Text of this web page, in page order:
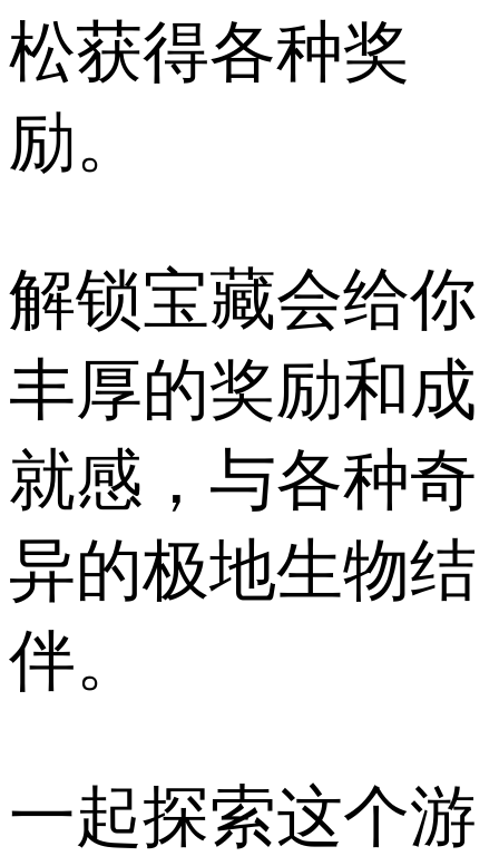
松获得各种奖
励。
解锁宝藏会给你
丰厚的奖励和成
就感，与各种奇
异的极地生物结
伴。
一起探索这个游